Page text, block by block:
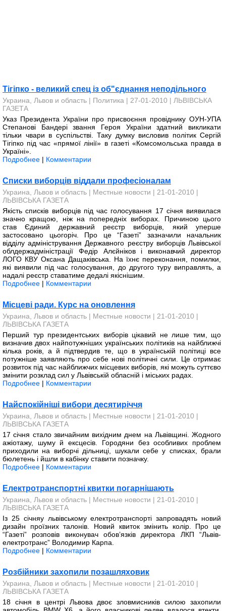
Тігіпко - великий спец із об"єднання неподільного
Украина, Львов и область | Политика | 27-01-2010 | ЛЬВІВСЬКА
ГАЗЕТА
Указ Президента України про присвоєння провіднику ОУН-УПА
Степанові Бандері звання Героя України здатний викликати
тільки чвари в суспільстві. Таку думку висловив політик Сергій
Тігіпко під час «прямої лінії» в газеті «Комсомольська правда в
Україні».
Подробнее | Комментарии
Списки виборців віддали професіоналам
Украина, Львов и область | Местные новости | 21-01-2010 |
ЛЬВІВСЬКА ГАЗЕТА
Якість списків виборців під час голосування 17 січня виявилася
значно кращою, ніж на попередніх виборах. Причиною цього
став Єдиний державний реєстр виборців, який уперше
застосовано цьогоріч. Про це “Газеті” за­значили начальник
відділу адміністрування Державного реєстру виборців Львів­ської
облдержадміністрації Федір Алєйніков і виконавчий директор
ЛОГО КВУ Оксана Дащаківська. На їхнє переконання, помилки,
які виявили під час голосування, до другого туру виправлять, а
надалі реєстр ставатиме дедалі якіснішим.
Подробнее | Комментарии
Місцеві ради. Курс на оновлення
Украина, Львов и область | Местные новости | 21-01-2010 |
ЛЬВІВСЬКА ГАЗЕТА
Перший тур президентських виборів цікавий не лише тим, що
визначив двох найпотужніших українських політиків на най­ближчі
кілька років, а й підтвердив те, що в українській по­літиці все
потужніше заявляють про себе нові політичні сили. Це отримає
розвиток під час най­ближчих місцевих виборів, які можуть суттєво
змінити роз­клад сил у Львівській обласній і міських радах.
Подробнее | Комментарии
Найспокійніші вибори десятиріччя
Украина, Львов и область | Местные новости | 21-01-2010 |
ЛЬВІВСЬКА ГАЗЕТА
17 січня стало звичайним вихідним днем на Львівщині. Жодного
ажіотажу, шуму й ексцесів. Городяни без особливих проблем
приходили на виборчі дільниці, шукали себе у списках, брали
бюлетень і йшли в кабінку ставити позначку.
Подробнее | Комментарии
Електротранспортні квитки погарнішають
Украина, Львов и область | Местные новости | 21-01-2010 |
ЛЬВІВСЬКА ГАЗЕТА
Із 25 січняу львівському електро­транспорті запровадять новий
дизайн проїзних талонів. Новий квиток змінить колір. Про це
“Газеті” розповів виконувач обов’язків директора ЛКП “Львів­
електротранс” Володимир Карпа.
Подробнее | Комментарии
Розбійники захопили позашляховик
Украина, Львов и область | Местные новости | 21-01-2010 |
ЛЬВІВСЬКА ГАЗЕТА
18 січня в центрі Львова двоє зловмисників силою захопили